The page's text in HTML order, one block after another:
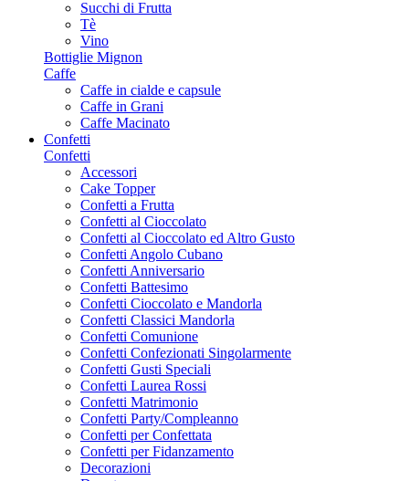
Succhi di Frutta
Tè
Vino
Bottiglie Mignon
Caffe
Caffe in cialde e capsule
Caffe in Grani
Caffe Macinato
Confetti
Confetti
Accessori
Cake Topper
Confetti a Frutta
Confetti al Cioccolato
Confetti al Cioccolato ed Altro Gusto
Confetti Angolo Cubano
Confetti Anniversario
Confetti Battesimo
Confetti Cioccolato e Mandorla
Confetti Classici Mandorla
Confetti Comunione
Confetti Confezionati Singolarmente
Confetti Gusti Speciali
Confetti Laurea Rossi
Confetti Matrimonio
Confetti Party/Compleanno
Confetti per Confettata
Confetti per Fidanzamento
Decorazioni